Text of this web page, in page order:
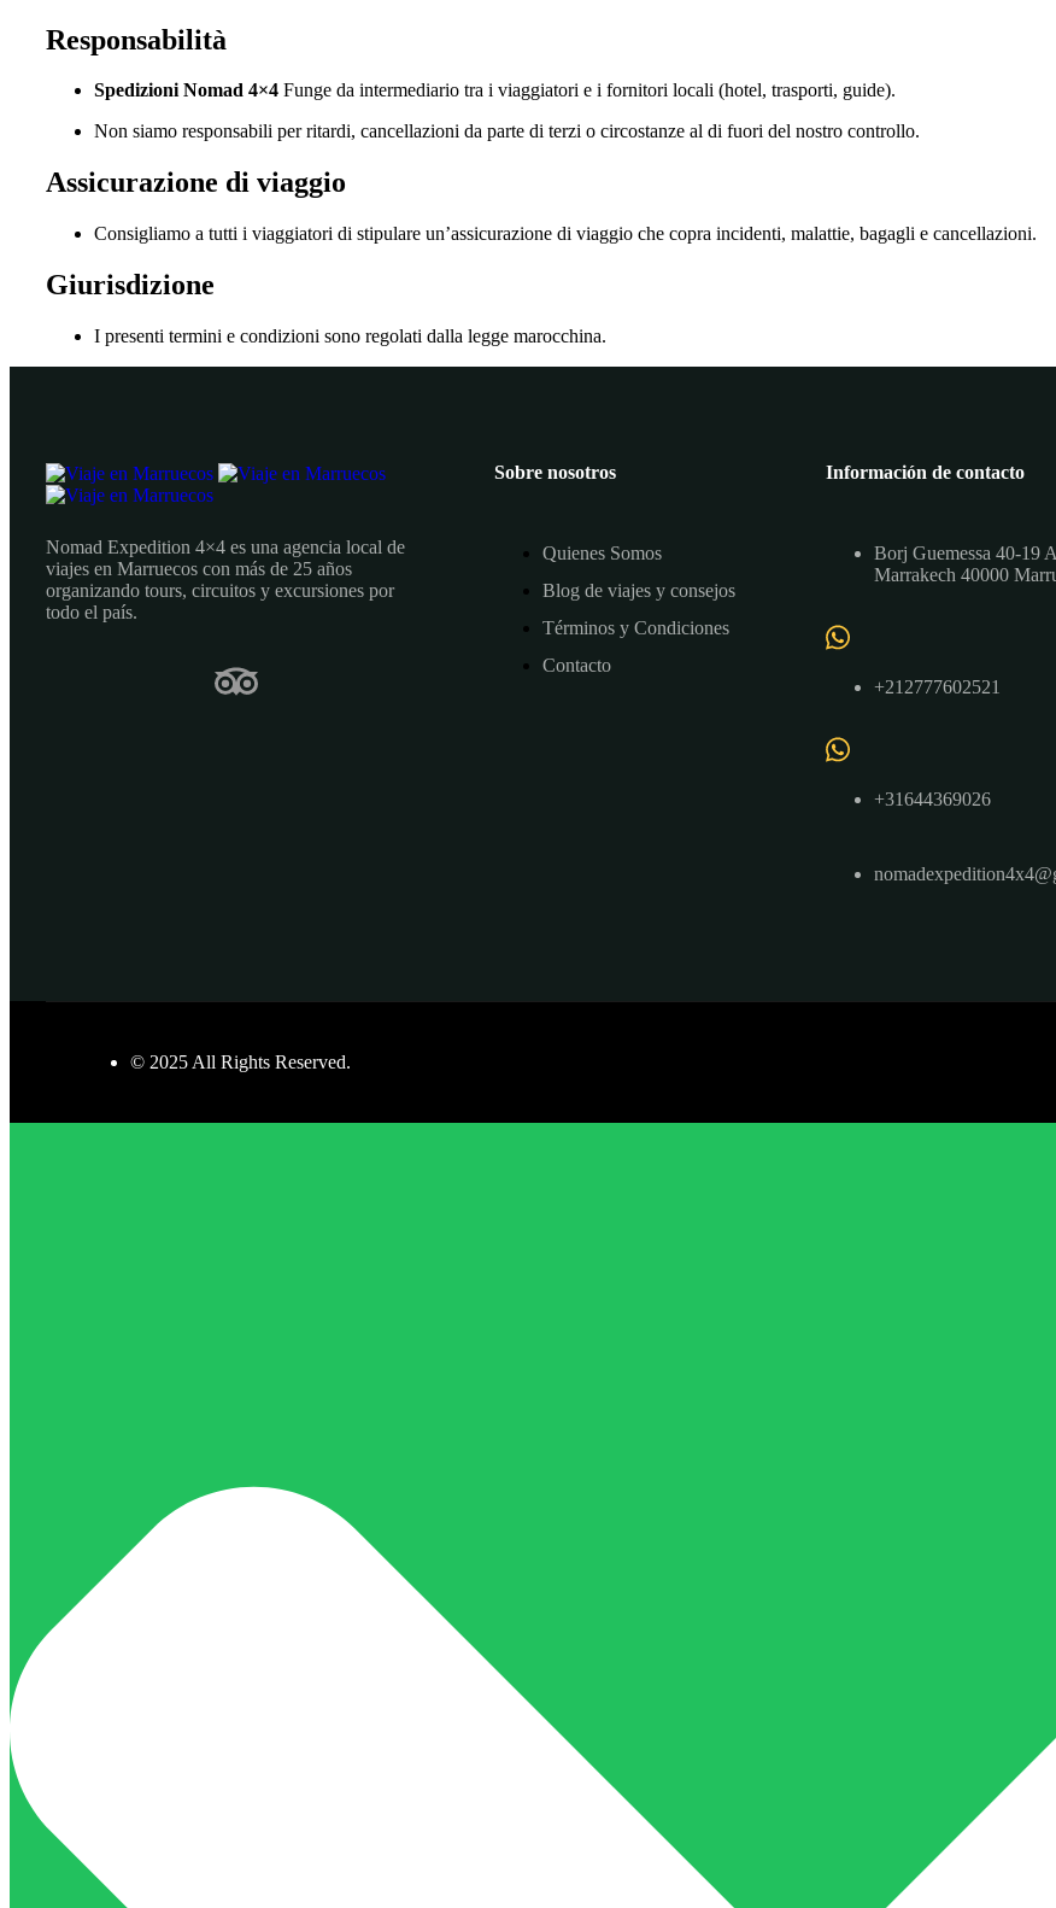
Responsabilità
Spedizioni Nomad 4×4 Funge da intermediario tra i viaggiatori e i fornitori locali (hotel, trasporti, guide).
Non siamo responsabili per ritardi, cancellazioni da parte di terzi o circostanze al di fuori del nostro controllo.
Assicurazione di viaggio
Consigliamo a tutti i viaggiatori di stipulare un’assicurazione di viaggio che copra incidenti, malattie, bagagli e cancellazioni.
Giurisdizione
I presenti termini e condizioni sono regolati dalla legge marocchina.
Nomad Expedition 4×4 es una agencia local de
viajes en Marruecos con más de 25 años
organizando tours, circuitos y excursiones por
todo el país.
Sobre nosotros
Quienes Somos
Blog de viajes y consejos
Términos y Condiciones
Contacto
Información de contacto
Borj Guemessa 40-19
Marrakech 40000
+212777602521
+31644369026
© 2025 All Rights Reserved.